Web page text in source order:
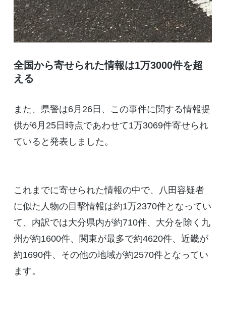
全国から寄せられた情報は1万3000件を超
える
また、県警は6月26日、この事件に関する情報提
供が6月25日時点であわせて1万3069件寄せられ
ていると発表しました。
これまでに寄せられた情報の中で、八田容疑者
に似た人物の目撃情報は約1万2370件となってい
て、内訳では大分県内が約710件、大分を除く九
州が約1600件、関東が最多で約4620件、近畿が
約1690件、その他の地域が約2570件となってい
ます。